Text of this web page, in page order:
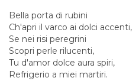
Bella porta di rubini
Ch'apri il varco ai dolci accenti,
Se nei risi peregrini
Scopri perle rilucenti,
Tu d'amor dolce aura spiri,
Refrigerio a miei martiri.